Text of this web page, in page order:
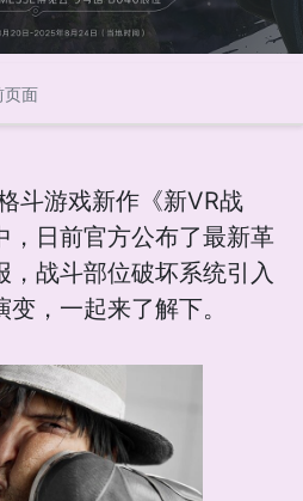
页面
斗游戏新作《新VR战
，日前官方公布了最新革
，战斗部位破坏系统引入
，一起来了解下。